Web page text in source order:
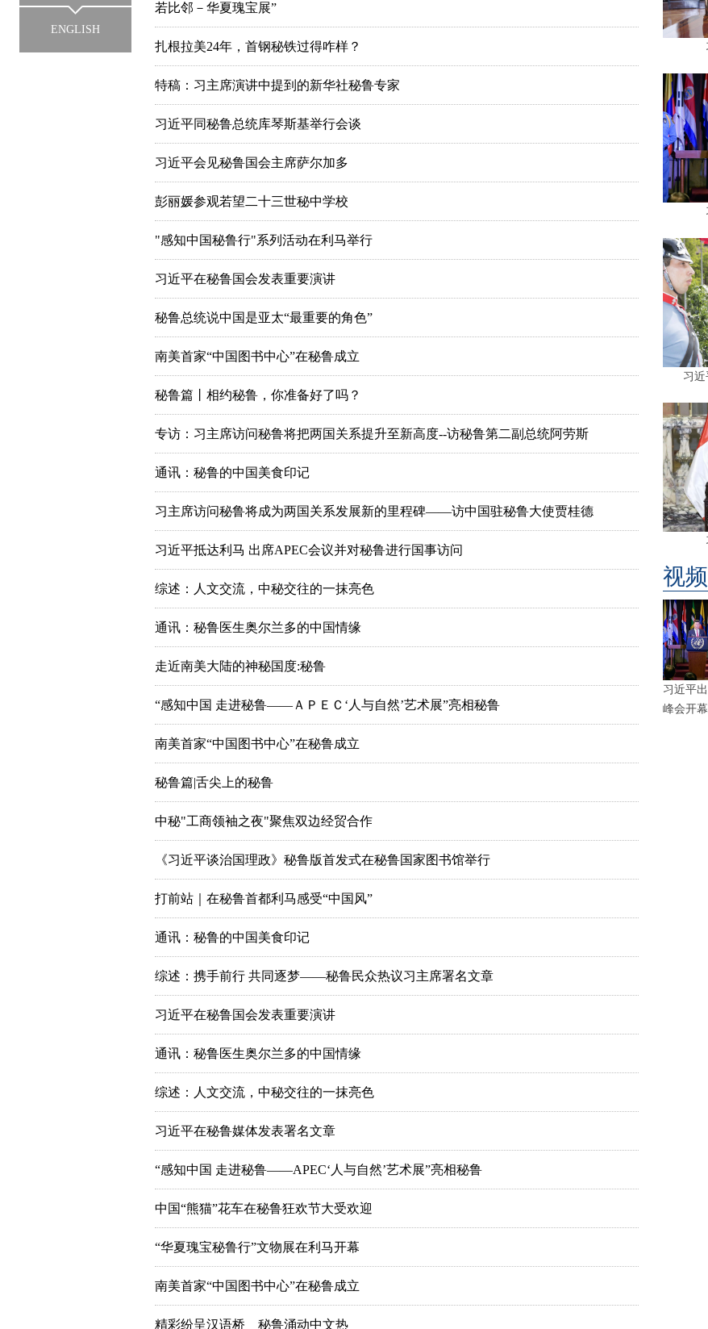
会晤
ENGLISH
若比邻－华夏瑰宝展”
扎根拉美24年，首钢秘铁过得咋样？
特稿：习主席演讲中提到的新华社秘鲁专家
习近平同秘鲁总统库琴斯基举行会谈
习近平会见秘鲁国会主席萨尔加多
彭丽媛参观若望二十三世秘中学校
"感知中国秘鲁行"系列活动在利马举行
习近平在秘鲁国会发表重要演讲
秘鲁总统说中国是亚太“最重要的角色”
南美首家“中国图书中心”在秘鲁成立
秘鲁篇丨相约秘鲁，你准备好了吗？
专访：习主席访问秘鲁将把两国关系提升至新高度--访秘鲁第二副总统阿劳斯
通讯：秘鲁的中国美食印记
习主席访问秘鲁将成为两国关系发展新的里程碑——访中国驻秘鲁大使贾桂德
习近平抵达利马 出席APEC会议并对秘鲁进行国事访问
综述：人文交流，中秘交往的一抹亮色
通讯：秘鲁医生奥尔兰多的中国情缘
走近南美大陆的神秘国度:秘鲁
“感知中国 走进秘鲁——ＡＰＥＣ‘人与自然’艺术展”亮相秘鲁
南美首家“中国图书中心”在秘鲁成立
秘鲁篇|舌尖上的秘鲁
中秘"工商领袖之夜"聚焦双边经贸合作
《习近平谈治国理政》秘鲁版首发式在秘鲁国家图书馆举行
打前站｜在秘鲁首都利马感受“中国风”
通讯：秘鲁的中国美食印记
综述：携手前行 共同逐梦——秘鲁民众热议习主席署名文章
习近平在秘鲁国会发表重要演讲
通讯：秘鲁医生奥尔兰多的中国情缘
综述：人文交流，中秘交往的一抹亮色
习近平在秘鲁媒体发表署名文章
“感知中国 走进秘鲁——APEC‘人与自然’艺术展”亮相秘鲁
中国“熊猫”花车在秘鲁狂欢节大受欢迎
“华夏瑰宝秘鲁行”文物展在利马开幕
南美首家“中国图书中心”在秘鲁成立
精彩纷呈汉语桥 秘鲁涌动中文热
习
视频
习近平
峰会开